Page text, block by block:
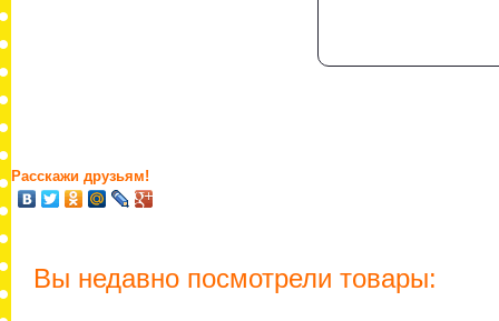
Расскажи друзьям!
Вы недавно посмотрели товары: